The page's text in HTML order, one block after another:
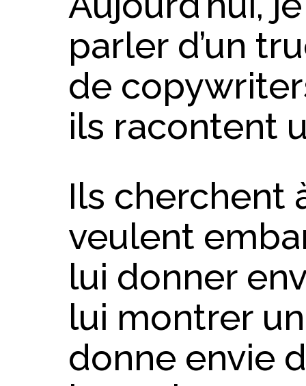
parler d’un
de
ils racontent
Ils cherchent
veulent
lui donner
lui montrer
donne envie